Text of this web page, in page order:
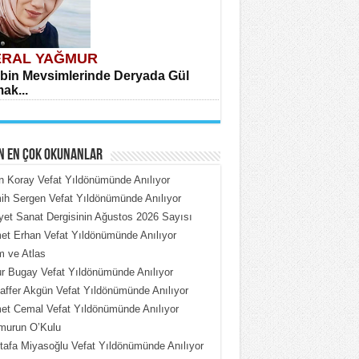
YAĞMUR
Mevsimlerinde Deryada Gül
ÇOBAN
Put Dışardaki Maskeler...
EN ÇOK OKUNANLAR
Koray Vefat Yıldönümünde Anılıyor
Sergen Vefat Yıldönümünde Anılıyor
Sanat Dergisinin Ağustos 2026 Sayısı
Erhan Vefat Yıldönümünde Anılıyor
ve Atlas
Bugay Vefat Yıldönümünde Anılıyor
Akgün Vefat Yıldönümünde Anılıyor
Cemal Vefat Yıldönümünde Anılıyor
O’Kulu
Miyasoğlu Vefat Yıldönümünde Anılıyor